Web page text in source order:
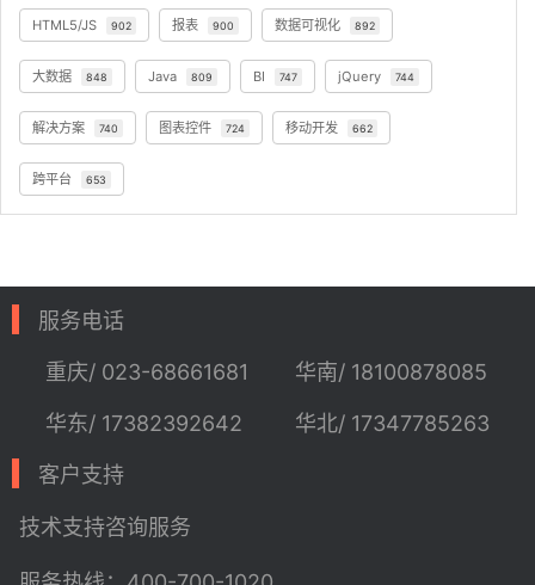
HTML5/JS 902 报表 900 数据可视化 892
大数据 848 Java 809 BI 747 jQuery 744
解决方案 740 图表控件 724 移动开发 662
跨平台 653
服务电话
重庆/ 023-68661681
华东/ 17382392642
华南/ 18100878085
华北/ 17347785263
客户支持
技术支持咨询服务